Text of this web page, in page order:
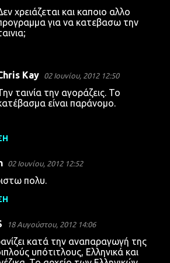
χρειάζεται και καποιο αλλο
για να κατεβασω την
Kay 02 Ιουνίου, 2012 12:50
ταινία την αγοράζεις. Το
είναι παράνομο.
02 Ιουνίου, 2012 12:52
πολυ.
18 Αυγούστου, 2012 14:06
κατά την αναπαραγωγή της
υπότιτλους, Ελληνικά και